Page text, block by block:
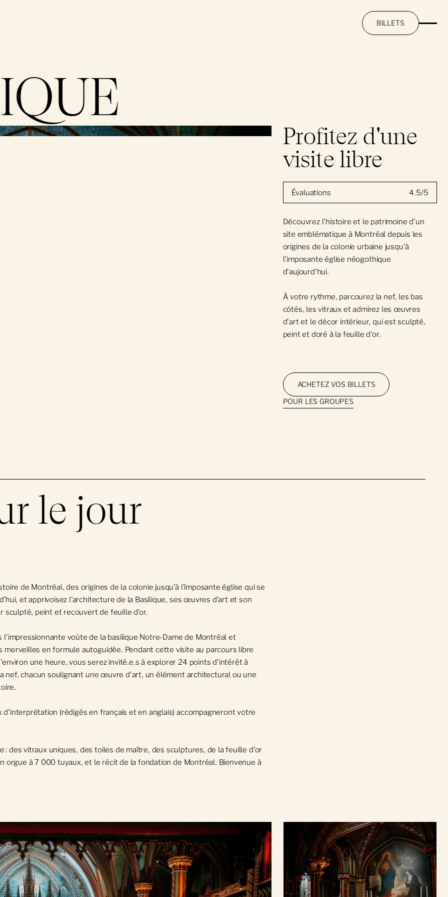
BILLETS
Profitez d'une
visite libre
Évaluations 4.5/5
Découvrez l'histoire et le patrimoine d'un
site emblématique à Montréal depuis les
origines de la colonie urbaine jusqu'à
l'imposante église néogothique
d'aujourd'hui.
À votre rythme, parcourez la nef, les bas
côtés, les vitraux et admirez les œuvres
d'art et le décor intérieur, qui est sculpté,
peint et doré à la feuille d'or.
ACHETEZ VOS BILLETS
POUR LES GROUPES
le jour
de Montréal, des origines de la colonie jusqu’à l’imposante église qui se
et apprivoisez l’architecture de la Basilique, ses œuvres d’art et son
sculpté, peint et recouvert de feuille d’or.
l'impressionnante voûte de la basilique Notre-Dame de Montréal et
merveilles en formule autoguidée. Pendant cette visite au parcours libre
une heure, vous serez invité.e.s à explorer 24 points d'intérêt à
nef, chacun soulignant une œuvre d'art, un élément architectural ou une
d'interprétation (rédigés en français et en anglais) accompagneront votre
: des vitraux uniques, des toiles de maître, des sculptures, de la feuille d'or
orgue à 7 000 tuyaux, et le récit de la fondation de Montréal. Bienvenue à